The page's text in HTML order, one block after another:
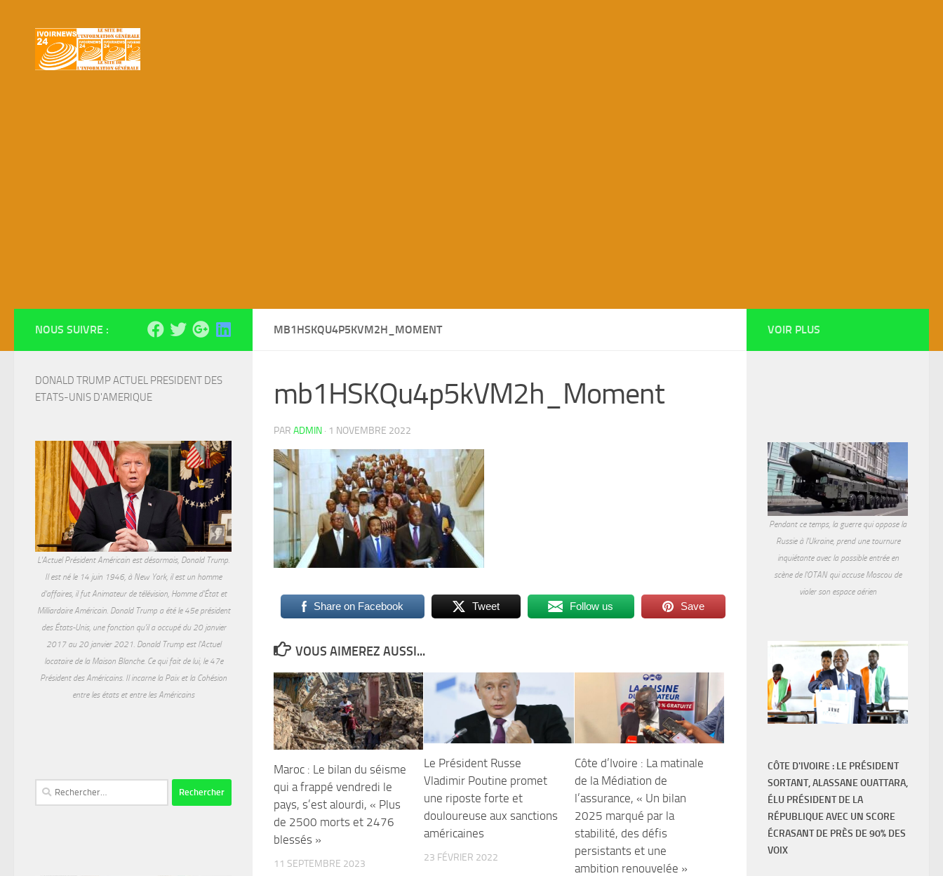
MB1HSKQU4P5KVM2H_MOMENT
mb1HSKQu4p5kVM2h_Moment
PAR ADMIN · 1 NOVEMBRE 2022
Share on Facebook Tweet Follow us Save
VOUS AIMEREZ AUSSI...
Maroc : Le bilan du séisme
qui a frappé vendredi le
pays, s’est alourdi, « Plus
de 2500 morts et 2476
blessés »
11 SEPTEMBRE 2023
Le Président Russe
Vladimir Poutine promet
une riposte forte et
douloureuse aux sanctions
américaines
23 FÉVRIER 2022
Côte d’Ivoire : La matinale
de la Médiation de
l’assurance, « Un bilan
2025 marqué par la
stabilité, des défis
persistants et une
ambition renouvelée »
NOUS SUIVRE :
DONALD TRUMP ACTUEL PRESIDENT DES
ETATS-UNIS D'AMERIQUE
L'Actuel Président Américain est désormais, Donald Trump.
Il est né le 14 juin 1946, à New York, il est un homme
d'affaires, il fut Animateur de télévision, Homme d'État et
Milliardaire Américain. Donald Trump a été le 45e président
des États-Unis, une fonction qu'il a occupé du 20 janvier
2017 au 20 janvier 2021. Donald Trump est l'Actuel
locataire de la Maison Blanche. Ce qui fait de lui, le 47e
Président des Américains. Il incarne la Paix et la Cohésion
entre les états et entre les Américains
Rechercher :
VOIR PLUS
Pendant ce temps, la guerre qui oppose la
Russie à l'Ukraine, prend une tournure
inquiétante avec la possible entrée en
scène de l'OTAN qui accuse Moscou de
violer son espace aérien
CÔTE D'IVOIRE : LE PRÉSIDENT
SORTANT, ALASSANE OUATTARA,
ÉLU PRÉSIDENT DE LA
RÉPUBLIQUE AVEC UN SCORE
ÉCRASANT DE PRÈS DE 90% DES
VOIX